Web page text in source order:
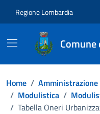
Regione Lombardia
Comune
Home / Amministrazione
/ Modulistica /
/ Tabella Oneri